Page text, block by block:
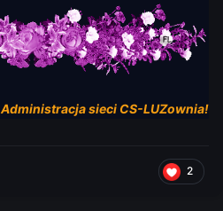
Administracjasieci CS-LUZownia!
2